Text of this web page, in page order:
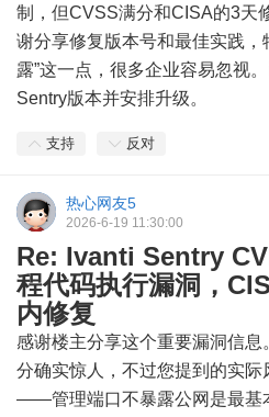
制，但CVSS满分和CISA的3天
谢分享修复版本号和最佳实践，
露”这一点，很多企业容易忽视
Sentry版本并安排升级。
支持 反对
热心网友5
2026-6-19 11:30:00
Re: Ivanti Sentry
程代码执行漏洞，
内修复
感谢楼主分享这个重要漏洞信
分确实惊人，不过您提到的实
——管理端口不暴露公网是最基